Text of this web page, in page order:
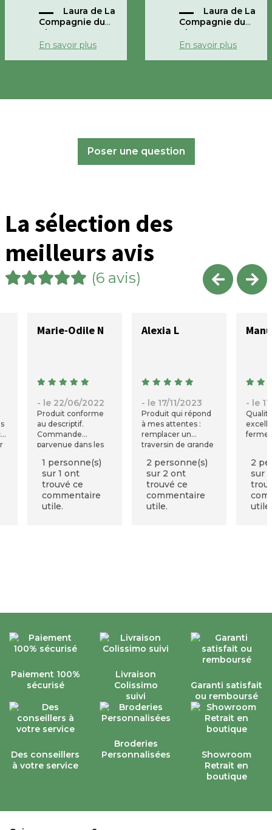
l'unité, dans la
taille choisi.
Cordialement,
Laura de La
Compagnie du
Blanc
En savoir plus
de 20 cm.
Bonne journée
Laura
Laura de La
Compagnie du
Blanc
En savoir plus
Poser une question
La sélection des
meilleurs avis
(6 avis)
Marie-Odile N
- le 22/06/2022
Produit conforme
au descriptif.
Commande
parvenue dans les
Absolument rien à
redire
1 personne(s)
sur 1 ont
trouvé ce
commentaire
utile.
Alexia L
- le 17/11/2023
Produit qui répond
à mes attentes :
remplacer un
traversin de grande
garni et qui
procurait des
douleurs à la nuque.
Celui là est rigide
comme on
2 personne(s)
sur 2 ont
trouvé ce
commentaire
utile.
- le
ferme
2
sur
utile.
Paiement 100%
sécurisé
Livraison
Colissimo
suivi
Garanti satisfait
ou remboursé
Des conseillers
à votre service
Broderies
Personnalisées
Showroom
Retrait en
boutique